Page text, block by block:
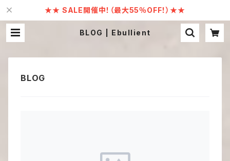
★★ SALE開催中！（最大55％OFF！）★★
BLOG | Ebullient